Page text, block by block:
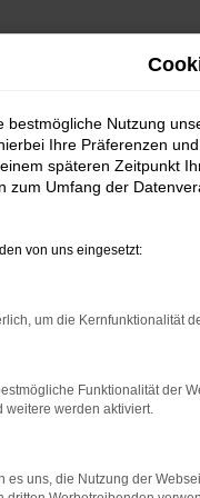
für Glauburg und
ein echtes
für den
und ist seit
sich auf einen
Ihnen
bestmögliche Nutzung
Ihre Präferenzen
späteren Zeitpunkt
zum Umfang der
von uns eingesetzt:
um die Kernfunktionalität
Funktionalität der
weitere werden aktiviert.
es uns, die Nutzung der